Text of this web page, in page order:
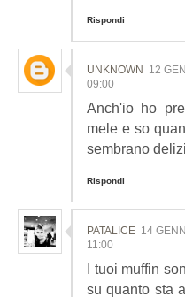
Rispondi
UNKNOWN 12
09:00
Anch'io ho
mele e so
sembrano
Rispondi
PATALICE 14
11:00
I tuoi muffin
su quanto sta